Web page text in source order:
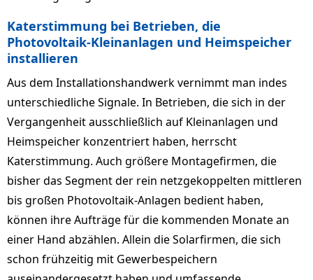
Katerstimmung bei Betrieben, die
Photovoltaik-Kleinanlagen und Heimspeicher
installieren
Aus dem Installationshandwerk vernimmt man indes
unterschiedliche Signale. In Betrieben, die sich in der
Vergangenheit ausschließlich auf Kleinanlagen und
Heimspeicher konzentriert haben, herrscht
Katerstimmung. Auch größere Montagefirmen, die
bisher das Segment der rein netzgekoppelten mittleren
bis großen Photovoltaik-Anlagen bedient haben,
können ihre Aufträge für die kommenden Monate an
einer Hand abzählen. Allein die Solarfirmen, die sich
schon frühzeitig mit Gewerbespeichern